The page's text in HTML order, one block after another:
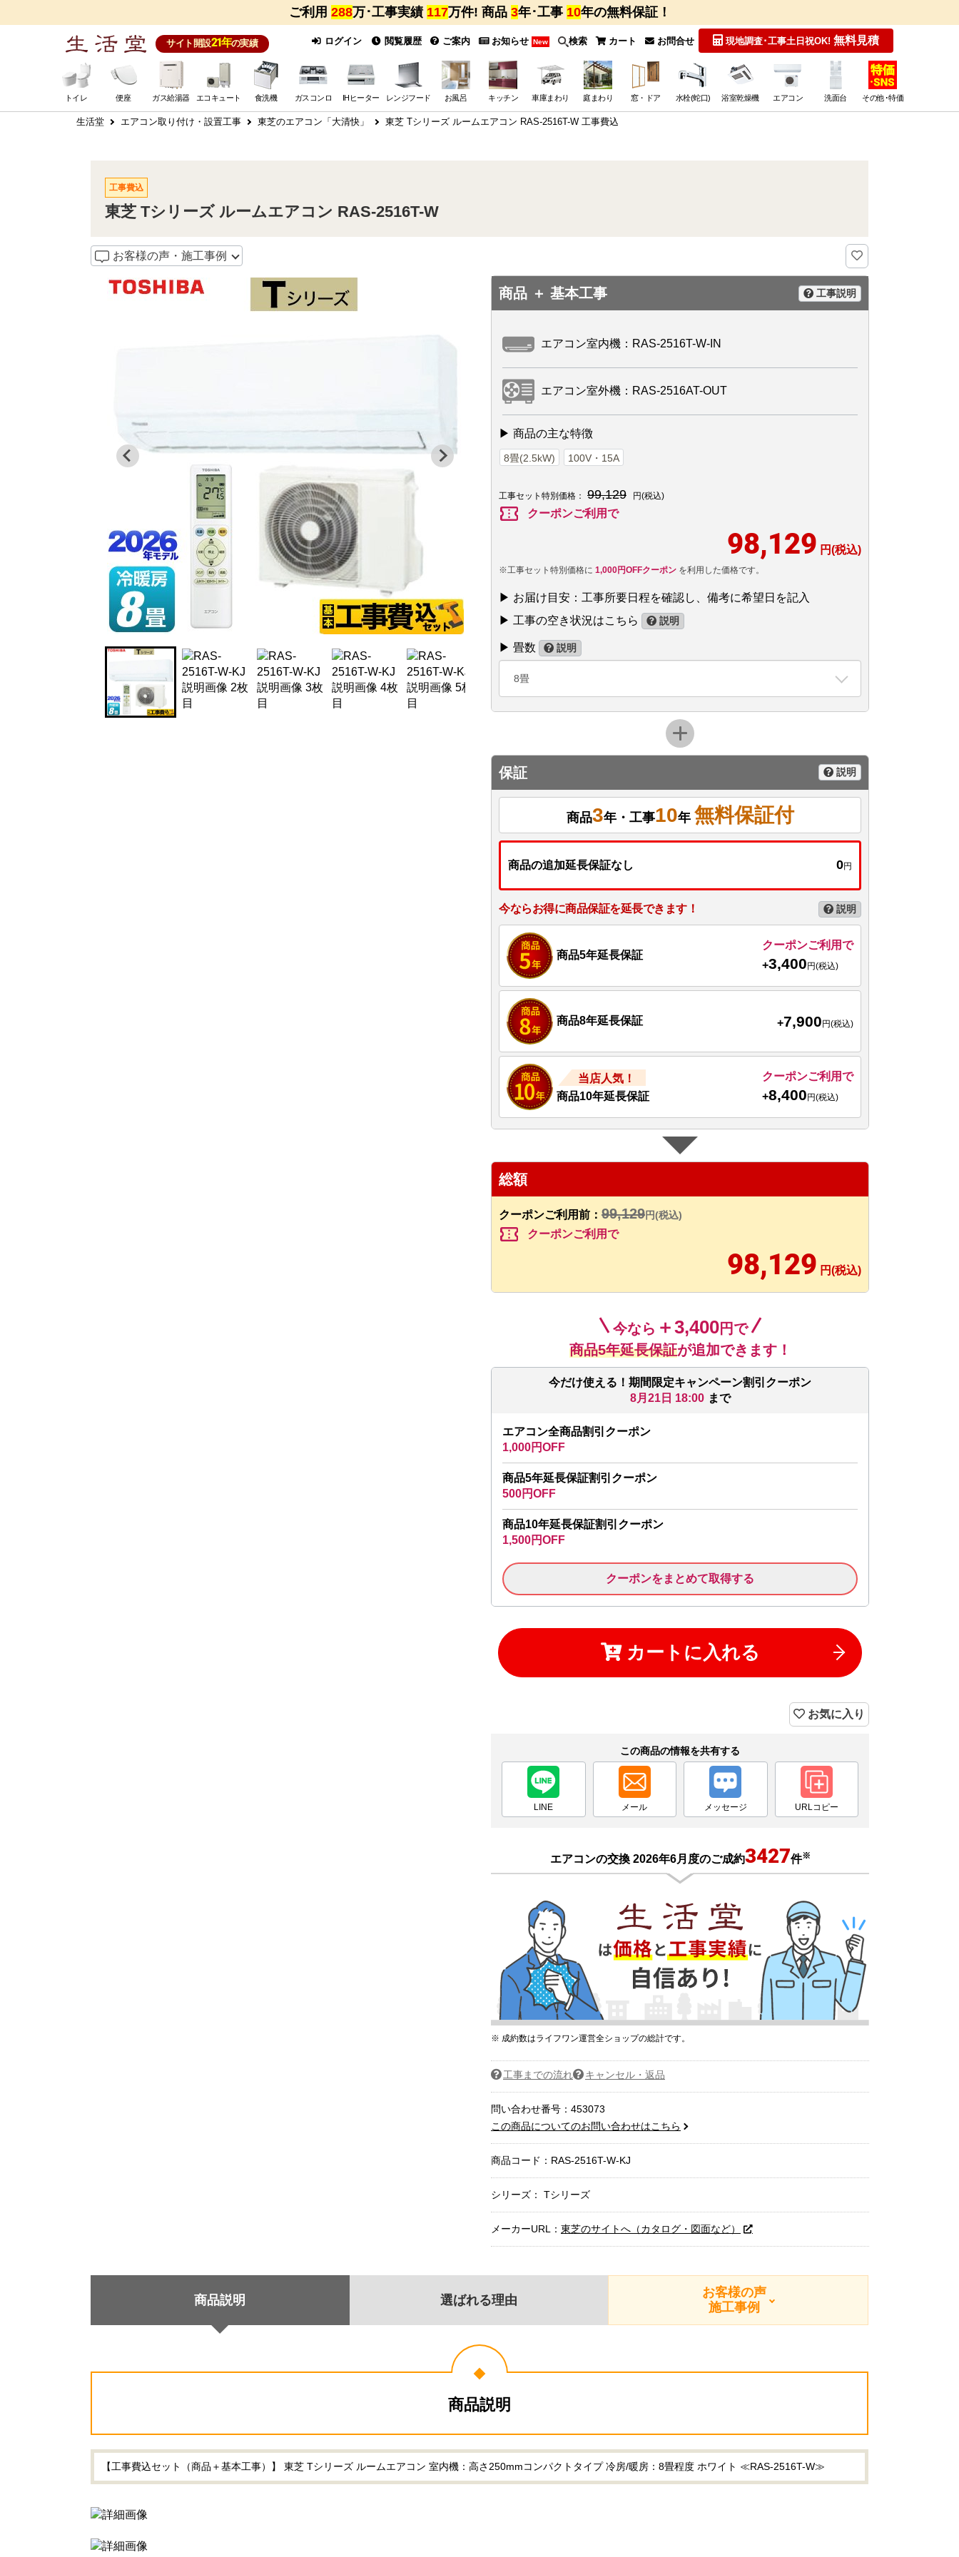
ご利用 288万･工事実績 117万件! 商品 3年･工事 10年の無料保証！
サイト開設21年の実績 ログイン 閲覧履歴 ご案内 お知らせ New 検索 カート お問合せ 現地調査･工事土日祝OK! 無料見積
トイレ 便座 ガス給湯器 エコキュート 食洗機 ガスコンロ IHヒーター レンジフード お風呂 キッチン 車庫まわり 庭まわり 窓・ドア 水栓(蛇口) 浴室乾燥機 エアコン 洗面台 その他･特価
生活堂 エアコン取り付け・設置工事 東芝のエアコン「大清快」 東芝 Tシリーズ ルームエアコン RAS-2516T-W 工事費込
工事費込
東芝 Tシリーズ ルームエアコン RAS-2516T-W
お客様の声・施工事例
商品 ＋ 基本工事 工事説明
エアコン室内機：RAS-2516T-W-IN
エアコン室外機：RAS-2516AT-OUT
▶ 商品の主な特徴
8畳(2.5kW) 100V・15A
工事セット特別価格： 99,129 円(税込)
confirmation_number クーポンご利用で
98,129 円(税込)
※工事セット特別価格に 1,000円OFFクーポン を利用した価格です。
▶ お届け目安：工事所要日程を確認し、備考に希望日を記入
▶ 工事の空き状況はこちら
説明
▶ 畳数 説明
8畳
保証 説明
商品3年・工事10年 無料保証付
商品の追加延長保証なし 0円
今ならお得に商品保証を延長できます！ 説明
商品5年延長保証
クーポンご利用で
+3,400円(税込)
商品8年延長保証 +7,900円(税込)
当店人気！
商品10年延長保証
クーポンご利用で
+8,400円(税込)
総額
クーポンご利用前： 99,129円(税込)
confirmation_number クーポンご利用で
98,129 円(税込)
今なら ＋3,400円で
商品5年延長保証が追加できます！
今だけ使える！期間限定キャンペーン割引クーポン
8月21日 18:00 まで
エアコン全商品割引クーポン
1,000円OFF
商品5年延長保証割引クーポン
500円OFF
商品10年延長保証割引クーポン
1,500円OFF
クーポンをまとめて取得する
カートに入れる
お気に入り
この商品の情報を共有する
LINE メール メッセージ URLコピー
エアコンの交換 2026年6月度のご成約3427件※
※ 成約数はライフワン運営全ショップの総計です。
工事までの流れ キャンセル・返品
問い合わせ番号：453073
この商品についてのお問い合わせはこちら
商品コード： RAS-2516T-W-KJ
シリーズ： Tシリーズ
メーカーURL： 東芝のサイトへ（カタログ・図面など）
商品説明 選ばれる理由
お客様の声
施工事例
商品説明
【工事費込セット（商品＋基本工事）】 東芝 Tシリーズ ルームエアコン 室内機：高さ250mmコンパクトタイプ 冷房/暖房：8畳程度 ホワイト ≪RAS-2516T-W≫